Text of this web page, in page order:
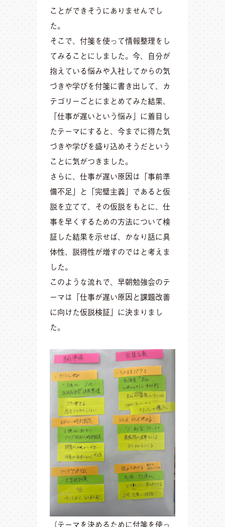
ことができそうにありませんでし
た。
そこで、付箋を使って情報整理をし
てみることにしました。今、自分が
抱えている悩みや入社してからの気
づきや学びを付箋に書き出して、カ
テゴリーごとにまとめてみた結果、
「仕事が遅いという悩み」に着目し
たテーマにすると、今までに得た気
づきや学びを盛り込めそうだという
ことに気がつきました。
さらに、仕事が遅い原因は「事前準
備不足」と「完璧主義」であると仮
説を立てて、その仮説をもとに、仕
事を早くするための方法について検
証した結果を示せば、かなり話に具
体性、説得性が増すのではと考えま
した。
このような流れで、早朝勉強会のテ
ーマは「仕事が遅い原因と課題改善
に向けた仮説検証」に決まりまし
た。
（テーマを決めるために付箋を使っ